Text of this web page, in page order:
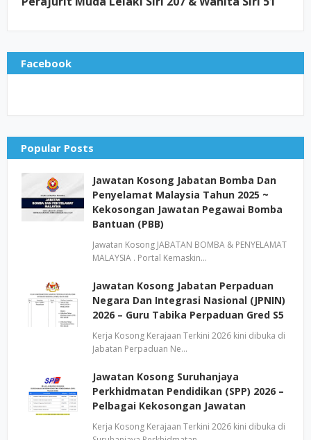
Facebook
Popular Posts
Jawatan Kosong Jabatan Bomba Dan
Penyelamat Malaysia Tahun 2025 ~
Kekosongan Jawatan Pegawai Bomba
Bantuan (PBB)
Jawatan Kosong JABATAN BOMBA & PENYELAMAT
MALAYSIA . Portal Kemaskin…
Jawatan Kosong Jabatan Perpaduan
Negara Dan Integrasi Nasional (JPNIN)
2026 – Guru Tabika Perpaduan Gred S5
Kerja Kosong Kerajaan Terkini 2026 kini dibuka di
Jabatan Perpaduan Ne…
Jawatan Kosong Suruhanjaya
Perkhidmatan Pendidikan (SPP) 2026 –
Pelbagai Kekosongan Jawatan
Kerja Kosong Kerajaan Terkini 2026 kini dibuka di